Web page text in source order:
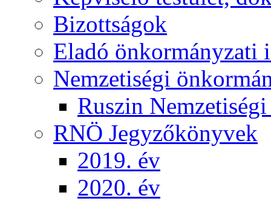
Bizottságok
Eladó önkormányzati
Nemzetiségi
Ruszin
RNÖ Jegyzőkönyvek
2019. év
2020. év